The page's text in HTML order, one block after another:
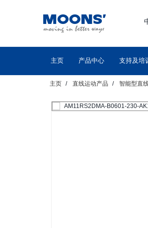
主页 产品中心 支持及培
主页 直线运动产品 智能型直